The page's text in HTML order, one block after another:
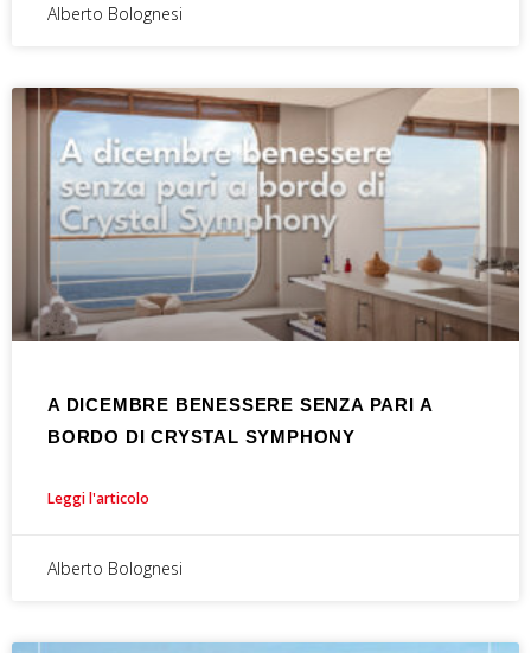
Alberto Bolognesi
A DICEMBRE BENESSERE SENZA PARI A
BORDO DI CRYSTAL SYMPHONY
Leggi l'articolo
Alberto Bolognesi